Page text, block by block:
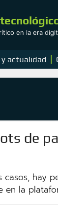
en la era
actualidad |
de
hay
en la